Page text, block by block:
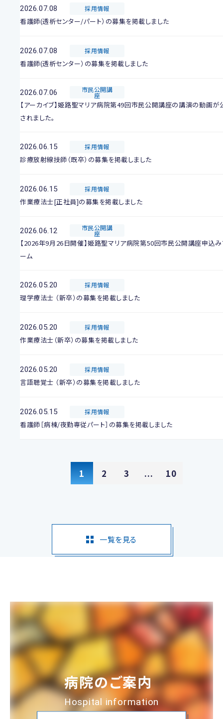
2026.07.08 採用情報
看護師(透析センター/パート）の募集を掲載しました
2026.07.08 採用情報
看護師(透析センター）の募集を掲載しました
2026.07.06 市民公開講
座
【アーカイブ】姫路聖マリア病院第49回市民公開講座の講演の動画が
されました。
2026.06.15 採用情報
診療放射線技師（既卒）の募集を掲載しました
2026.06.15 採用情報
作業療法士[正社員]の募集を掲載しました
2026.06.12 市民公開講
座
【2026年9月26日開催】姫路聖マリア病院第50回市民公開講座申込み
ーム
2026.05.20 採用情報
理学療法士 （新卒）の募集を掲載しました
2026.05.20 採用情報
作業療法士（新卒）の募集を掲載しました
2026.05.20 採用情報
言語聴覚士 （新卒）の募集を掲載しました
2026.05.15 採用情報
看護師［病棟/夜勤専従パート］の募集を掲載しました
1 2 3 ... 10
一覧を見る
病院のご案内
Hospital information